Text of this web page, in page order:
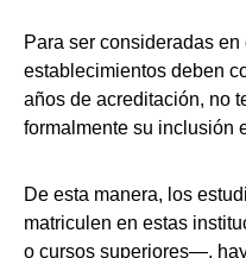
Para ser consideradas
establecimientos deben
años de acreditación, no
formalmente su inclusión
De esta manera, los
matriculen en estas
o cursos superiores—,